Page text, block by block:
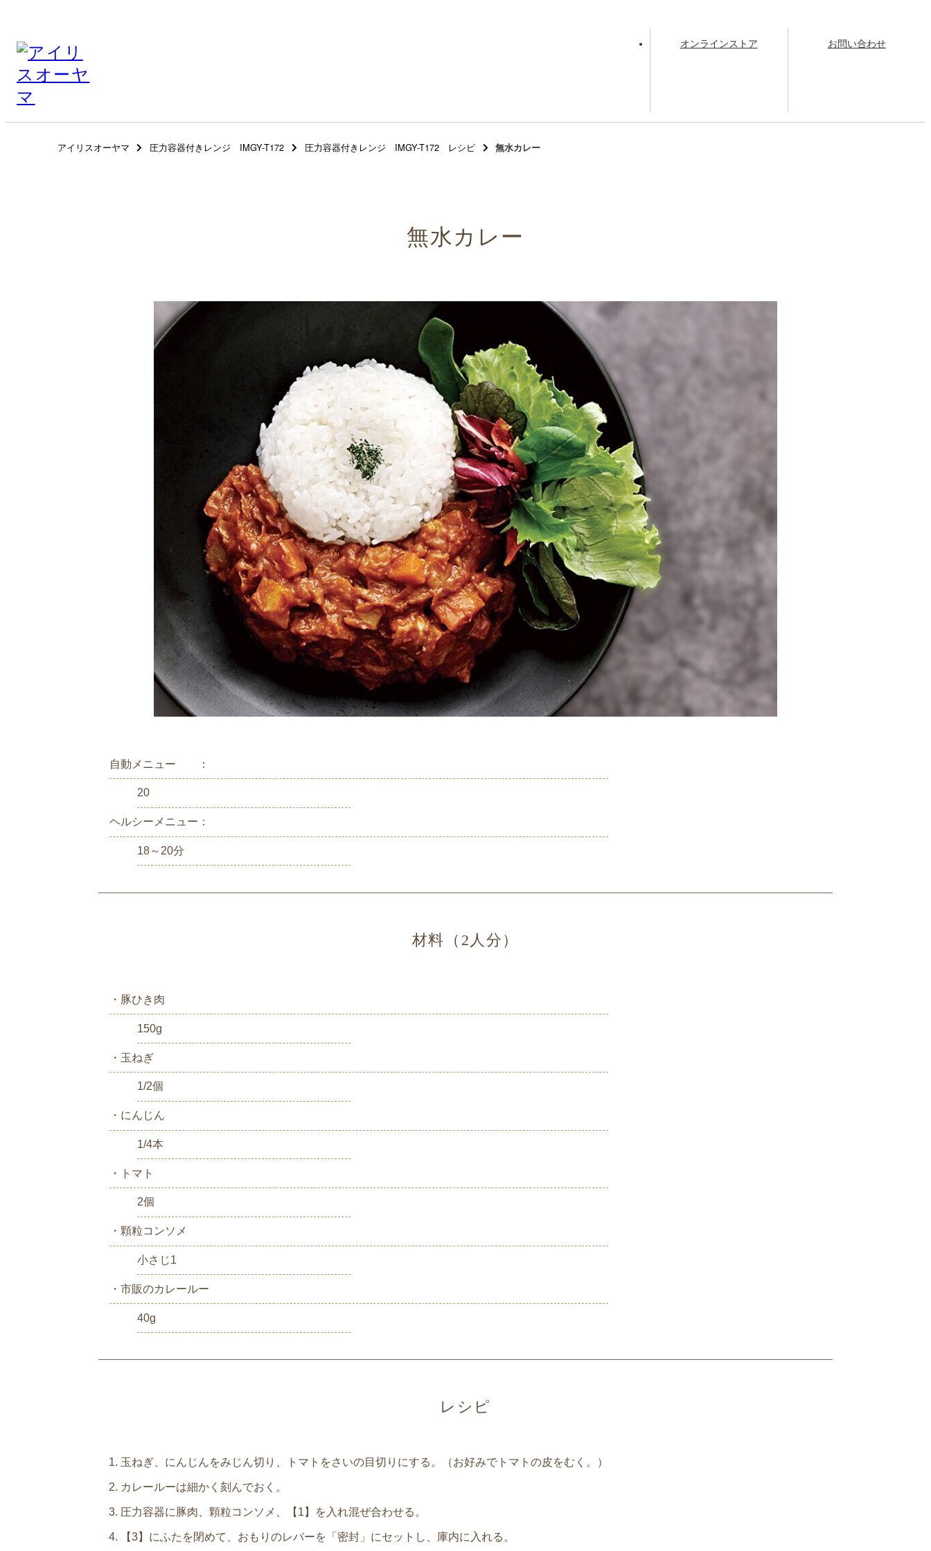
オンラインストア お問い合わせ
アイリスオーヤマ 圧力容器付きレンジ IMGY-T172 圧力容器付きレンジ IMGY-T172 レシピ 無水カレー
無水カレー
自動メニュー ：
20
ヘルシーメニュー：
18～20分
材料（2人分）
・豚ひき肉
150g
・玉ねぎ
1/2個
・にんじん
1/4本
・トマト
2個
・顆粒コンソメ
小さじ1
・市販のカレールー
40g
レシピ
玉ねぎ、にんじんをみじん切り、トマトをさいの目切りにする。（お好みでトマトの皮をむく。）
カレールーは細かく刻んでおく。
圧力容器に豚肉、顆粒コンソメ、【1】を入れ混ぜ合わせる。
【3】にふたを閉めて、おもりのレバーを「密封」にセットし、庫内に入れる。